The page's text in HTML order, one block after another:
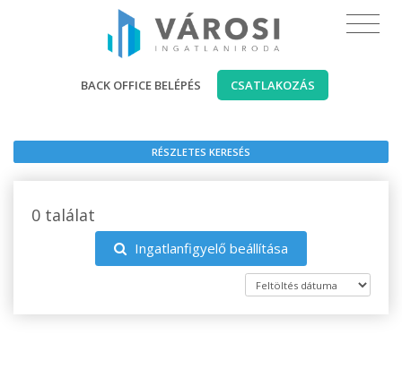
BACK OFFICE BELÉPÉS CSATLAKOZÁS
RÉSZLETES KERESÉS
0 találat
Ingatlanfigyelő beállítása